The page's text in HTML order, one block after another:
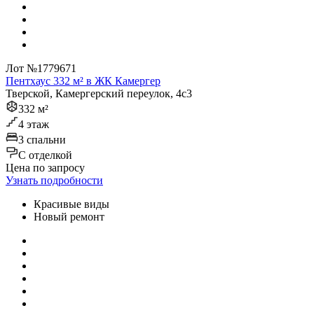
Лот №1779671
Пентхаус 332 м² в ЖК Камергер
Тверской, Камергерский переулок, 4с3
332 м²
4 этаж
3 спальни
C отделкой
Цена по запросу
Узнать подробности
Красивые виды
Новый ремонт